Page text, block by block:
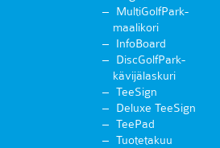
MultiGolfPark-
maalikori
InfoBoard
DiscGolfPark-
kävijälaskuri
TeeSign
Deluxe TeeSign
TeePad
Tuotetakuu